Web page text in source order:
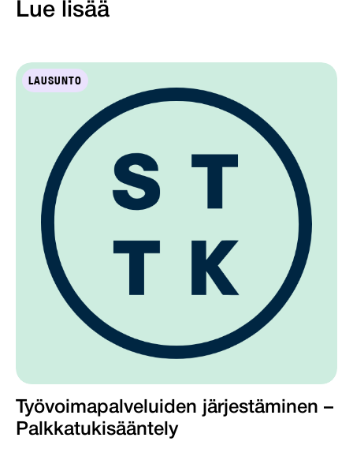
Lue lisää
LAUSUNTO
Työvoimapalveluiden järjestäminen –
Palkkatukisääntely